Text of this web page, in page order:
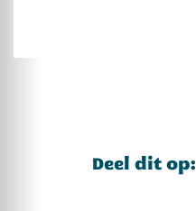
Deel dit op: